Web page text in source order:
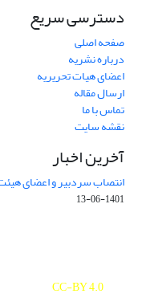
دسترسی سریع
صفحه اصلی
درباره نشریه
اعضای هیات تحریریه
ارسال مقاله
تماس با ما
نقشه سایت
آخرین اخبار
انتصاب سردبیر و اعضای
1401-06-13
CC-BY 4.0